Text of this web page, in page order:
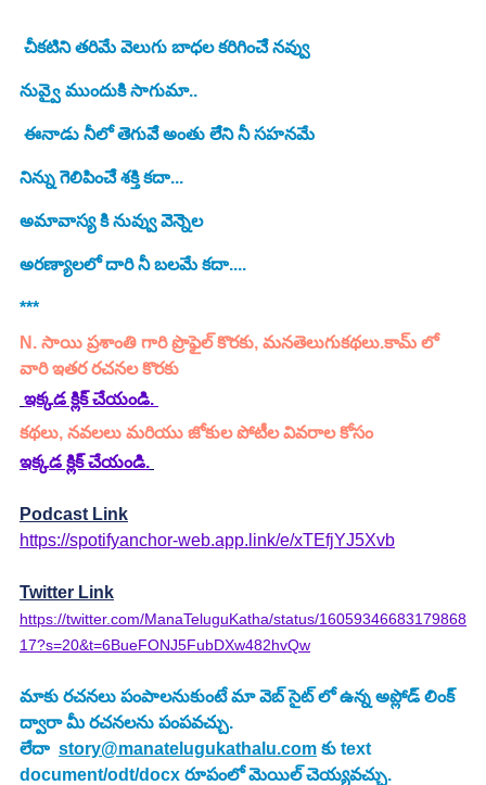
చీకటిని తరిమే వెలుగు బాధల కరిగించేే నవ్వు
నువ్వై ముందుకిి సాగుమా..
ఈనాడు నీలో తెెగువేే అంతు లేేని నీ సహనమే
నిన్ను గెెలిపించేే శక్తి కదా...
అమావాస్య కిి నువ్వు వెెన్నెెల
అరణ్యాలలో దారి నీ బలమే కదా....
***
N. సాయి ప్రశాంతి గారి ప్రొఫైల్ కొరకు, మనతెలుగుకథలు.కామ్ లో
వారి ఇతర రచనల కొరకు
ఇక్కడ క్లిక్ చేయండి.
కథలు, నవలలు మరియు జోకుల పోటీల వివరాల కోసం
ఇక్కడ క్లిక్ చేయండి.
Podcast Link
https://spotifyanchor-web.app.link/e/xTEfjYJ5Xvb
Twitter Link
https://twitter.com/ManaTeluguKatha/status/16059346683179868
17?s=20&t=6BueFONJ5FubDXw482hvQw
మాకు రచనలు పంపాలనుకుంటే మా వెబ్ సైట్ లో ఉన్న అప్లోడ్ లింక్
ద్వారా మీ రచనలను పంపవచ్చు.
లేదా story@manatelugukathalu.com కు text
document/odt/docx రూపంలో మెయిల్ చెయ్యవచ్చు.